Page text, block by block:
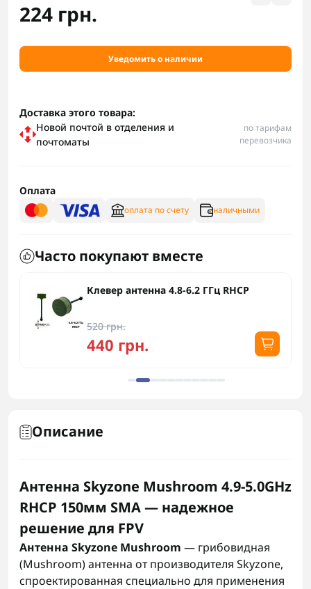
224 грн.
Уведомить о наличии
Доставка этого товара:
Новой почтой в отделения и
почтоматы
по тарифам
перевозчика
Оплата
оплата по счету наличными
Часто покупают вместе
Клевер антенна 4.8-6.2 ГГц RHCP
520 грн.
440 грн.
Описание
Антенна Skyzone Mushroom 4.9-5.0GHz
RHCP 150мм SMA — надежное
решение для FPV
Антенна Skyzone Mushroom — грибовидная
(Mushroom) антенна от производителя Skyzone,
спроектированная специально для применения